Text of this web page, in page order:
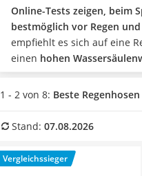
Treppenschutzgitter
Kindersitz ab 4 Jahren
Kinderroller 3 Räder
Ferngesteuertes Auto
Kindersitz 15–36 kg
Barfußschuhe Kinder
Ferngesteuerter Hubschrauber
Service
Online-Tests zeigen, beim
bestmöglich vor Regen
empfiehlt es sich auf eine
einen hohen
Regenhose können Sie eine
Kind testen, die vor Kälte
Regenhose für Kinder, die
August 2026 besonders das
seinen Eigenschaften.
1 - 2 von 8: Beste
Stand: 07.08.2026
Vergleichssieger